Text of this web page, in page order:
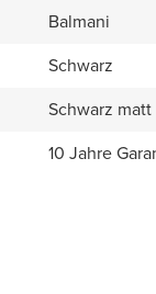
Balmani
Schwarz
Schwarz matt
10 Jahre